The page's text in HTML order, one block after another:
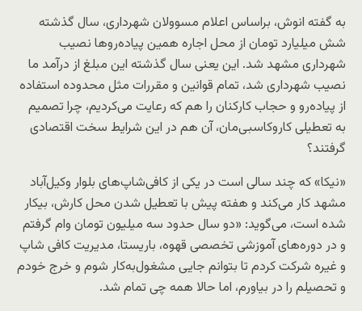
به گفته انوش، براساس اعلام مسوولان شهرداری، سال گذشته
شش میلیارد تومان از محل اجاره همین پیاده‌روها نصیب
شهرداری مشهد شد. این یعنی سال گذشته این مبلغ از درآمد ما
نصیب شهرداری شد، تمام قوانین و مقررات مثل محدوده استفاده
از پیاده‌رو و حجاب کارکنان را هم که رعایت می‌کردیم، چرا تصمیم
به تعطیلی کار‌و‌کاسبی‌مان، آن هم در این شرایط سخت اقتصادی
گرفتند؟
«نیکا» که چند سالی است در یکی از کافی‌شاپ‌های بلوار وکیل‌آباد
مشهد کار می‌کند و هفته پیش با تعطیل شدن محل کارش، بیکار
شده است، می‌گوید: «دو سال حدود سه میلیون تومان وام گرفتم
و در دوره‌های آموزشی تخصصی قهوه، باریستا، مدیریت کافی شاپ
و غیره شرکت کردم تا بتوانم جایی مشغول‌به‌کار شوم و خرج خودم
و تحصیلم را در بیاورم، اما حالا همه چی تمام شد.